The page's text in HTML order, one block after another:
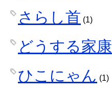
さらし首 (1)
どうする家康
ひこにゃん (1)